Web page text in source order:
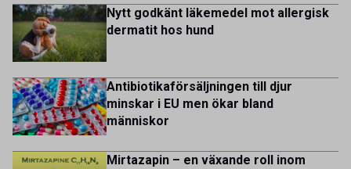
Nytt godkänt läkemedel mot allergisk
dermatit hos hund
Antibiotikaförsäljningen till djur
minskar i EU men ökar bland
människor
Mirtazapin – en växande roll inom